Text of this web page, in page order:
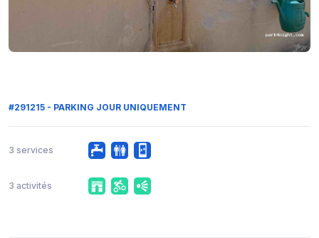
#291215 - PARKING JOUR UNIQUEMENT
3 services
3 activités